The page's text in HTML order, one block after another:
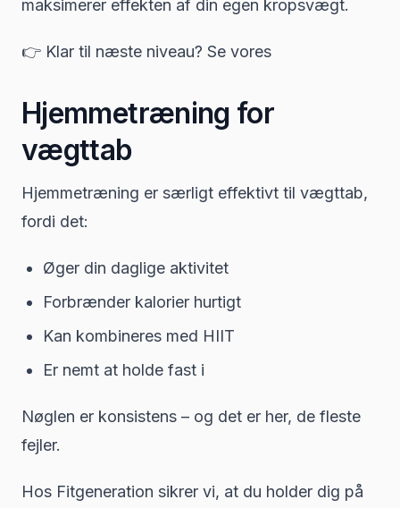
maksimerer effekten af din egen kropsvægt.
👉 Klar til næste niveau? Se vores
Hjemmetræning for
vægttab
Hjemmetræning er særligt effektivt til vægttab,
fordi det:
Øger din daglige aktivitet
Forbrænder kalorier hurtigt
Kan kombineres med HIIT
Er nemt at holde fast i
Nøglen er konsistens – og det er her, de fleste
fejler.
Hos Fitgeneration sikrer vi, at du holder dig på